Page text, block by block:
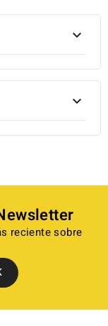


reciente sobre